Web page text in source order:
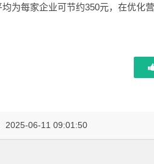
均为每家企业可节约350元，在优化
2025-06-11 09:01:50